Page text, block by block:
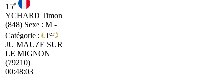
15e
YCHARD Timon
(848) Sexe : M -
Catégorie :
1 er
JU MAUZE SUR
LE MIGNON
(79210)
00:48:03